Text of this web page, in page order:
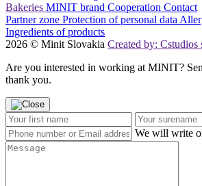
Bakeries MINIT brand Cooperation Contact
Partner zone Protection of personal data
Ingredients of products
2026 © Minit Slovakia Created by: Cstudios
Are you interested in working at MINIT?
thank you.
We will write